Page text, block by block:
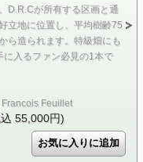
D.R.Cが所有する区画と通
立地に位置し、平均樹齢75
ら造られます。特級畑にも
入るファン必見の1本で
Feuillet
55,000円)